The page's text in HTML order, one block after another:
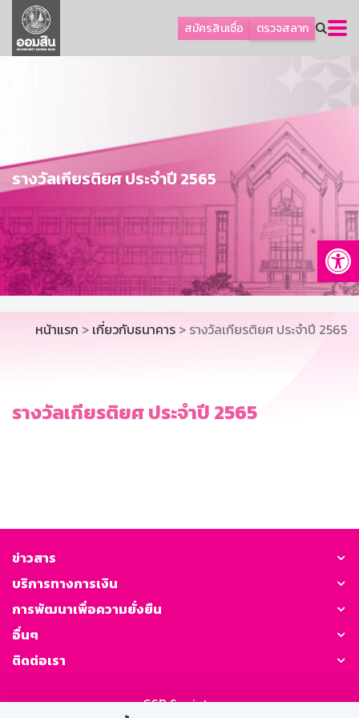
สมัครสินเชื่อ ตรวจสลาก
ลูกค้าธุรกิจ
ลูกค้าผู้ประกอบรายย่อย
การพัฒนาที่ยั่งยืน
ข่าวสาร
บริการทางการเงิน
อื่นๆ
ติดต่อเรา
บริการออนไลน์
TH
EN
รางวัลเกียรติยศ ประจำปี 2565
หน้าแรก > เกี่ยวกับธนาคาร > รางวัลเกียรติยศ ประจำปี 2565
รางวัลเกียรติยศ ประจำปี 2565
ข่าวสาร
บริการทางการเงิน
การพัฒนาเพื่อความยั่งยืน
อื่นๆ
ติดต่อเรา
GSB Society: